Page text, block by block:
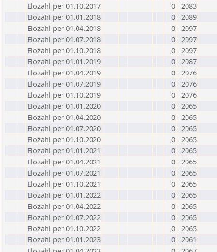
Elozahl per 01.10.2017
0 2083
Elozahl per 01.01.2018
0 2089
Elozahl per 01.04.2018
0 2097
Elozahl per 01.07.2018
0 2097
Elozahl per 01.10.2018
0 2097
Elozahl per 01.01.2019
0 2087
Elozahl per 01.04.2019
0 2076
Elozahl per 01.07.2019
0 2076
Elozahl per 01.10.2019
0 2076
Elozahl per 01.01.2020
0 2065
Elozahl per 01.04.2020
0 2065
Elozahl per 01.07.2020
0 2065
Elozahl per 01.10.2020
0 2065
Elozahl per 01.01.2021
0 2065
Elozahl per 01.04.2021
0 2065
Elozahl per 01.07.2021
0 2065
Elozahl per 01.10.2021
0 2065
Elozahl per 01.01.2022
0 2065
Elozahl per 01.04.2022
0 2065
Elozahl per 01.07.2022
0 2065
Elozahl per 01.10.2022
0 2065
Elozahl per 01.01.2023
0 2061